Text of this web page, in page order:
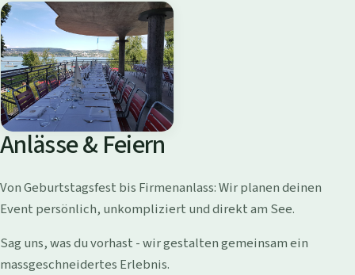
B
a
d
i
W
o
l
i
s
h
o
Anlässe & Feiern
Von Geburtstagsfest bis Firmenanlass: Wir planen deinen
Event persönlich, unkompliziert und direkt am See.
Sag uns, was du vorhast - wir gestalten gemeinsam ein
massgeschneidertes Erlebnis.